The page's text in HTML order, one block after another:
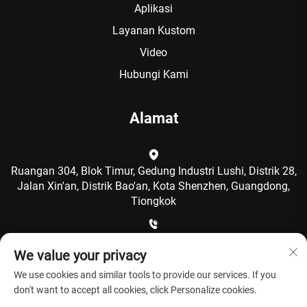
Aplikasi
Layanan Kustom
Video
Hubungi Kami
Alamat
Ruangan 304, Blok Timur, Gedung Industri Lushi, Distrik 28,
Jalan Xin'an, Distrik Bao'an, Kota Shenzhen, Guangdong,
Tiongkok
[email protected]
We value your privacy
We use cookies and similar tools to provide our services. If you
don't want to accept all cookies, click Personalize cookies.